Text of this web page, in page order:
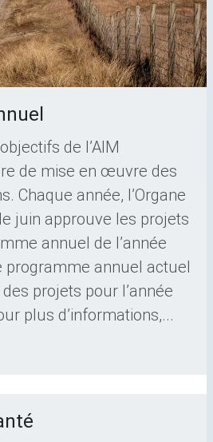
de l’AIM
de mise en œuvre des
Chaque année, l’Organe
juin approuve les projets
annuel de l’année
programme annuel actuel
projets pour l’année
plus d’informations,...